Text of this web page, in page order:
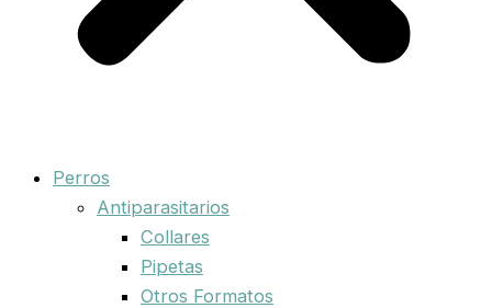
Perros
Antiparasitarios
Collares
Pipetas
Otros Formatos